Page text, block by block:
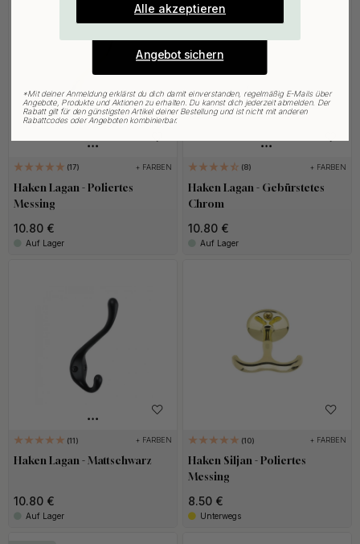
17 + FARBEN
Haken Lagan - Poliertes
Messing
10.80 €
Auf Lager
8 + FARBEN
Haken Lagan - Gebürstetes
Chrom
10.80 €
Auf Lager
11 + FARBEN
Haken Lagan - Mattschwarz
10.80 €
Auf Lager
10 + FARBEN
Haken Siljan - Poliertes
Messing
8.50 €
Unterwegs
Alle akzeptieren
Angebot sichern
*Mit deiner Anmeldung erklärst du dich damit einverstanden, regelmäßig E-Mails über
Angebote, Produkte und Aktionen zu erhalten. Du kannst dich jederzeit abmelden. Der
Rabatt gilt für den günstigsten Artikel deiner Bestellung und ist nicht mit anderen
Rabattcodes oder Angeboten kombinierbar.